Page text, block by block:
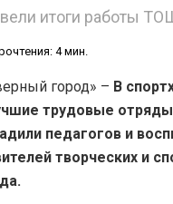
итоги работы
4 мин.
город» – В
трудовые отряды
педагогов и
творческих и